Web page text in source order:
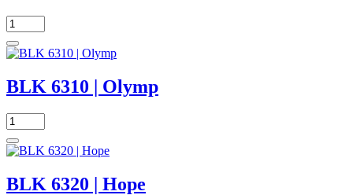
BLK 6310 | Olymp
BLK 6320 | Hope